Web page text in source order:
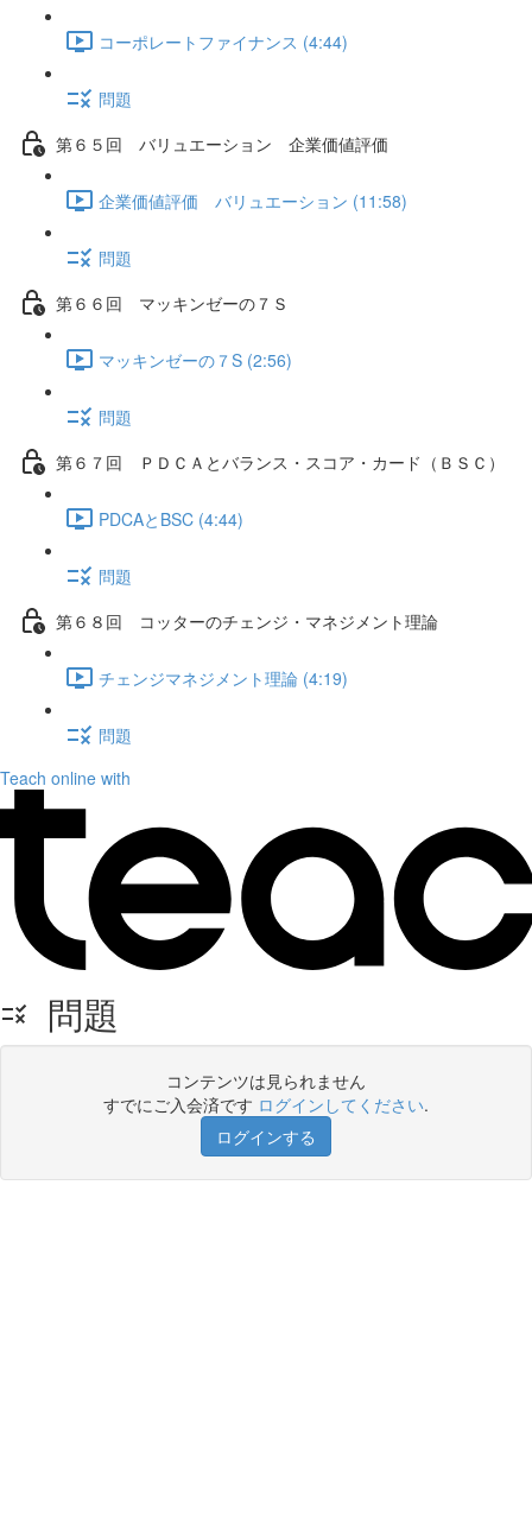
コーポレートファイナンス (4:44)
問題
第６５回 バリュエーション 企業価値評価
企業価値評価 バリュエーション (11:58)
問題
第６６回 マッキンゼーの７Ｓ
マッキンゼーの７S (2:56)
問題
第６７回 ＰＤＣＡとバランス・スコア・カード（ＢＳＣ）
PDCAとBSC (4:44)
問題
第６８回 コッターのチェンジ・マネジメント理論
チェンジマネジメント理論 (4:19)
問題
Teach online with
問題
コンテンツは見られません
すでにご入会済です ログインしてください.
ログインする